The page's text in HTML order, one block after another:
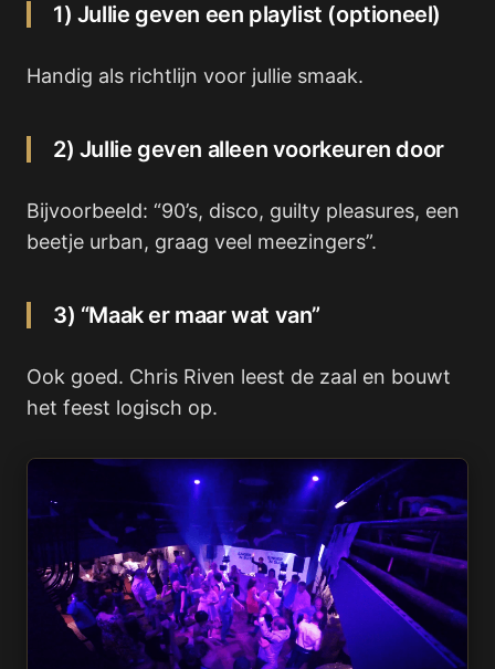
1) Jullie geven een playlist (optioneel)
Handig als richtlijn voor jullie smaak.
2) Jullie geven alleen voorkeuren door
Bijvoorbeeld: “90’s, disco, guilty pleasures, een
beetje urban, graag veel meezingers”.
3) “Maak er maar wat van”
Ook goed. Chris Riven leest de zaal en bouwt
het feest logisch op.